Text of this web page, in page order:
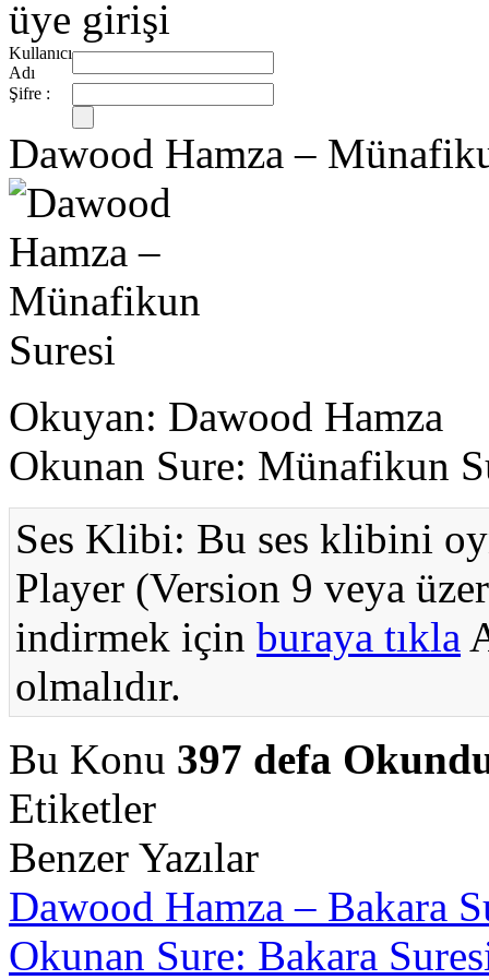
üye girişi
Kullanıcı
Adı
Şifre :
Dawood Hamza –
Okuyan: Dawood Hamza
Okunan Sure: Münafikun
Ses Klibi: Bu ses klibini
Player (Version 9 veya
indirmek için buraya tıkla
olmalıdır.
Bu Konu 397 defa
Etiketler
Benzer Yazılar
Dawood Hamza – Bakara
Okunan Sure: Bakara